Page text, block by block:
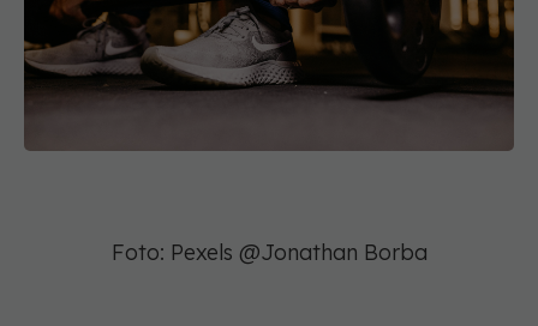
Foto: Pexels @Jonathan Borba